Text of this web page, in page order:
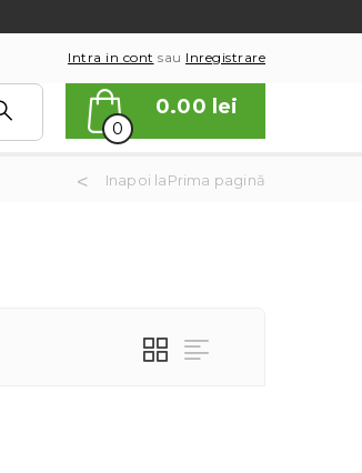
Intra in cont sau Inregistrare
0
0.00 lei
Inapoi laPrima pagină